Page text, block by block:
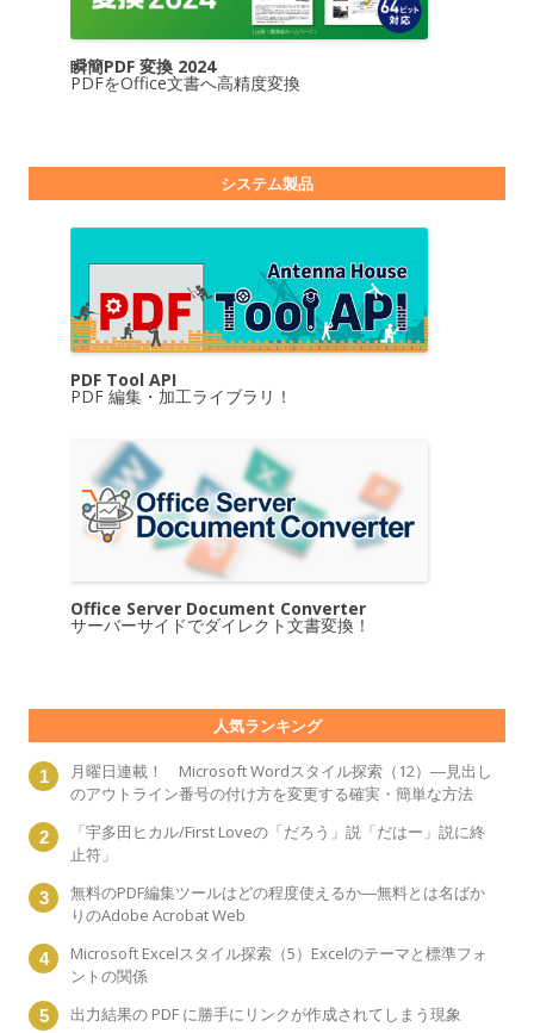
瞬簡PDF 変換 2024
PDFをOffice文書へ高精度変換
システム製品
PDF Tool API
PDF 編集・加工ライブラリ！
Office Server Document Converter
サーバーサイドでダイレクト文書変換！
人気ランキング
月曜日連載！ Microsoft Wordスタイル探索（12）―見出し
のアウトライン番号の付け方を変更する確実・簡単な方法
「宇多田ヒカル/First Loveの「だろう」説「だはー」説に終
止符」
無料のPDF編集ツールはどの程度使えるか―無料とは名ばか
りのAdobe Acrobat Web
Microsoft Excelスタイル探索（5）Excelのテーマと標準フォ
ントの関係
出力結果の PDF に勝手にリンクが作成されてしまう現象